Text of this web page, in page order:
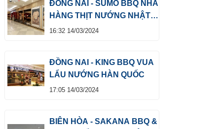
ĐỒNG NAI - SUMO BBQ NHÀ
HÀNG THỊT NƯỚNG NHẬT
BẢN
16:32 14/03/2024
ĐỒNG NAI - KING BBQ VUA
LẨU NƯỚNG HÀN QUỐC
17:05 14/03/2024
BIÊN HÒA - SAKANA BBQ &